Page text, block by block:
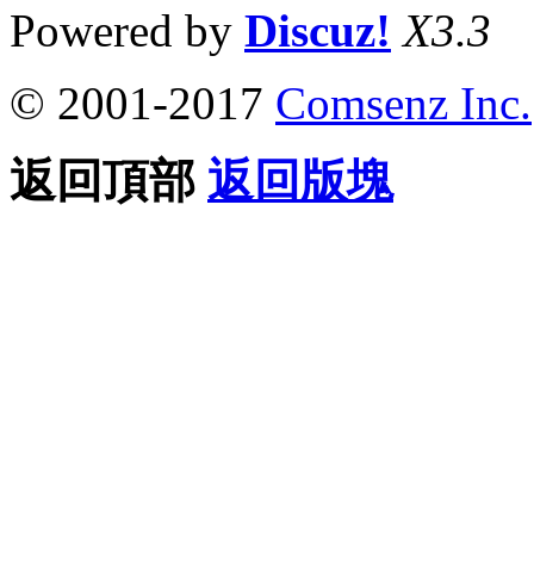
Powered by Discuz! X3.3
© 2001-2017 Comsenz Inc.
返回頂部 返回版塊